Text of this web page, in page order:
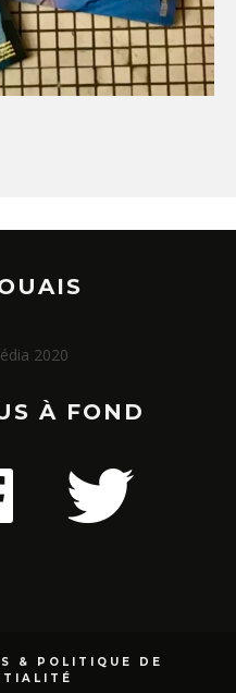
2020
À FOND
& POLITIQUE DE